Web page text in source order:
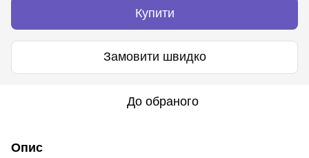
Купити
Замовити швидко
До обраного
Опис